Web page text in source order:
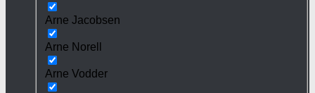
Arne Jacobsen
Arne Norell
Arne Vodder